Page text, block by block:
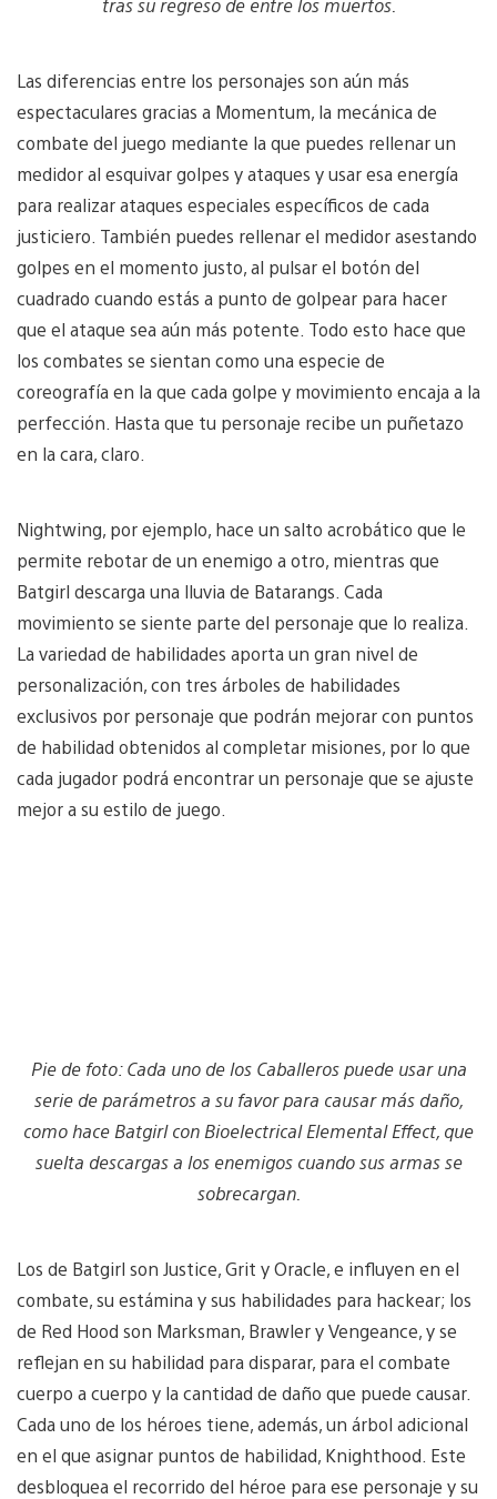
Las diferencias entre los personajes son aún más
espectaculares gracias a Momentum, la mecánica de
combate del juego mediante la que puedes rellenar un
medidor al esquivar golpes y ataques y usar esa energía
para realizar ataques especiales específicos de cada
justiciero. También puedes rellenar el medidor asestando
golpes en el momento justo, al pulsar el botón del
cuadrado cuando estás a punto de golpear para hacer
que el ataque sea aún más potente. Todo esto hace que
los combates se sientan como una especie de
coreografía en la que cada golpe y movimiento encaja a la
perfección. Hasta que tu personaje recibe un puñetazo
en la cara, claro.
Nightwing, por ejemplo, hace un salto acrobático que le
permite rebotar de un enemigo a otro, mientras que
Batgirl descarga una lluvia de Batarangs. Cada
movimiento se siente parte del personaje que lo realiza.
La variedad de habilidades aporta un gran nivel de
personalización, con tres árboles de habilidades
exclusivos por personaje que podrán mejorar con puntos
de habilidad obtenidos al completar misiones, por lo que
cada jugador podrá encontrar un personaje que se ajuste
mejor a su estilo de juego.
Pie de foto: Cada uno de los Caballeros puede usar una
serie de parámetros a su favor para causar más daño,
como hace Batgirl con Bioelectrical Elemental Effect, que
suelta descargas a los enemigos cuando sus armas se
sobrecargan.
Los de Batgirl son Justice, Grit y Oracle, e influyen en el
combate, su estámina y sus habilidades para hackear; los
de Red Hood son Marksman, Brawler y Vengeance, y se
reflejan en su habilidad para disparar, para el combate
cuerpo a cuerpo y la cantidad de daño que puede causar.
Cada uno de los héroes tiene, además, un árbol adicional
en el que asignar puntos de habilidad, Knighthood. Este
desbloquea el recorrido del héroe para ese personaje y su